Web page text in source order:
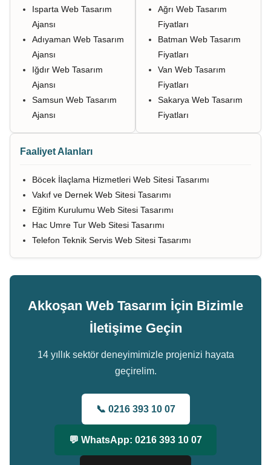
Isparta Web Tasarım
Ajansı
Adıyaman Web Tasarım
Ajansı
Iğdır Web Tasarım
Ajansı
Samsun Web Tasarım
Ajansı
Ağrı Web Tasarım
Fiyatları
Batman Web Tasarım
Fiyatları
Van Web Tasarım
Fiyatları
Sakarya Web Tasarım
Fiyatları
Faaliyet Alanları
Böcek İlaçlama Hizmetleri Web Sitesi Tasarımı
Vakıf ve Dernek Web Sitesi Tasarımı
Eğitim Kurulumu Web Sitesi Tasarımı
Hac Umre Tur Web Sitesi Tasarımı
Telefon Teknik Servis Web Sitesi Tasarımı
Akkoşan Web Tasarım İçin Bizimle
İletişime Geçin
14 yıllık sektör deneyimimizle projenizi hayata
geçirelim.
📞 0216 393 10 07
💬 WhatsApp: 0216 393 10 07